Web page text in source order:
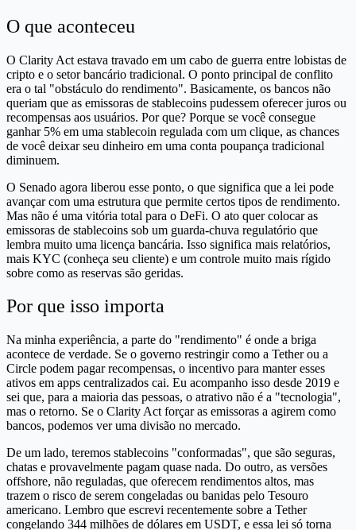
O que aconteceu
O Clarity Act estava travado em um cabo de guerra entre lobistas de
cripto e o setor bancário tradicional. O ponto principal de conflito
era o tal "obstáculo do rendimento". Basicamente, os bancos não
queriam que as emissoras de stablecoins pudessem oferecer juros ou
recompensas aos usuários. Por que? Porque se você consegue
ganhar 5% em uma stablecoin regulada com um clique, as chances
de você deixar seu dinheiro em uma conta poupança tradicional
diminuem.
O Senado agora liberou esse ponto, o que significa que a lei pode
avançar com uma estrutura que permite certos tipos de rendimento.
Mas não é uma vitória total para o DeFi. O ato quer colocar as
emissoras de stablecoins sob um guarda-chuva regulatório que
lembra muito uma licença bancária. Isso significa mais relatórios,
mais KYC (conheça seu cliente) e um controle muito mais rígido
sobre como as reservas são geridas.
Por que isso importa
Na minha experiência, a parte do "rendimento" é onde a briga
acontece de verdade. Se o governo restringir como a Tether ou a
Circle podem pagar recompensas, o incentivo para manter esses
ativos em apps centralizados cai. Eu acompanho isso desde 2019 e
sei que, para a maioria das pessoas, o atrativo não é a "tecnologia",
mas o retorno. Se o Clarity Act forçar as emissoras a agirem como
bancos, podemos ver uma divisão no mercado.
De um lado, teremos stablecoins "conformadas", que são seguras,
chatas e provavelmente pagam quase nada. Do outro, as versões
offshore, não reguladas, que oferecem rendimentos altos, mas
trazem o risco de serem congeladas ou banidas pelo Tesouro
americano. Lembro que escrevi recentemente sobre a Tether
congelando 344 milhões de dólares em USDT, e essa lei só torna